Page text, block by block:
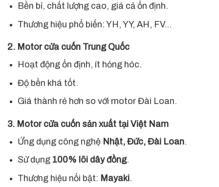
Bền bỉ, chất lượng cao, giá cả ổn định.
Thương hiệu phổ biến: YH, YY, AH, FV…
2. Motor cửa cuốn Trung Quốc
Hoạt động ổn định, ít hỏng hóc.
Độ bền khá tốt.
Giá thành rẻ hơn so với motor Đài Loan.
3. Motor cửa cuốn sản xuất tại Việt Nam
Ứng dụng công nghệ Nhật, Đức, Đài Loan.
Sử dụng 100% lõi dây đồng.
Thương hiệu nổi bật: Mayaki.